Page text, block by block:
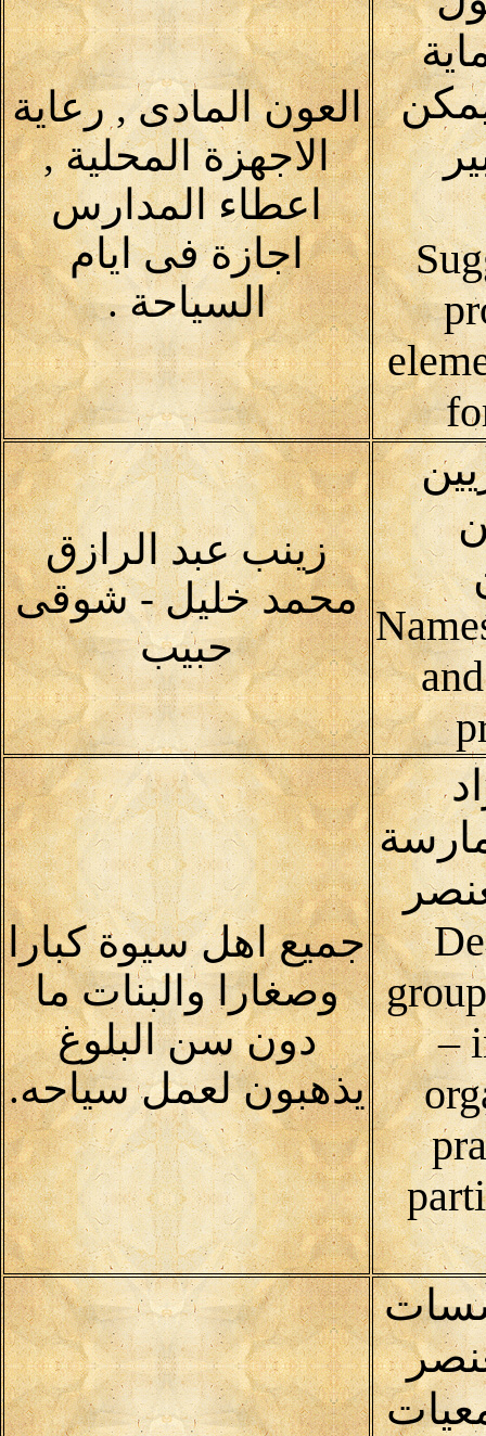
العون المادى , رعاية
الاجهزة المحلية ,
اعطاء المدارس
اجازة فى ايام
السياحة .
زينب عبد الرازق
محمد خليل - شوقى
حبيب
–
جميع اهل سيوة كبارا
وصغارا والبنات ما
دون سن البلوغ
يذهبون لعمل سياحه.